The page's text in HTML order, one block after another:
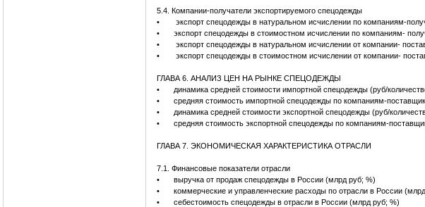
5.4. Компании-получатели экспортируемого спецодежды
•
экспорт спецодежды в натуральном исчислении по компаниям-
•
экспорт спецодежды в стоимостном исчислении по компаниям-
•
экспорт спецодежды в натуральном исчислении от компании-
•
экспорт спецодежды в стоимостном исчислении от компании-
ГЛАВА 6. АНАЛИЗ ЦЕН НА РЫНКЕ СПЕЦОДЕЖДЫ
•
динамика средней стоимости импортной спецодежды (руб/
•
средняя стоимость импортной спецодежды по компаниям-
•
динамика средней стоимости экспортной спецодежды (руб/
•
средняя стоимость экспортной спецодежды по компаниям-
ГЛАВА 7. ЭКОНОМИЧЕСКАЯ ХАРАКТЕРИСТИКА ОТРАСЛИ
7.1. Финансовые показатели отрасли
•
выручка от продаж спецодежды в России (млрд руб; %)
•
коммерческие и управленческие расходы по отрасли в России
•
себестоимость спецодежды в отрасли в России (млрд руб; %)